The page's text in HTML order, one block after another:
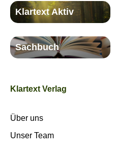
Klartext Aktiv
Sachbuch
Klartext Verlag
Über uns
Unser Team